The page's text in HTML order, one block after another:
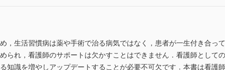
，生活習慣病は薬や手術で治る病気ではなく，患者が一生付き合っ
られ，看護師のサポートは欠かすことはできません．看護師として
知識を増やしアップデートすることが必要不可欠です．本書は看護